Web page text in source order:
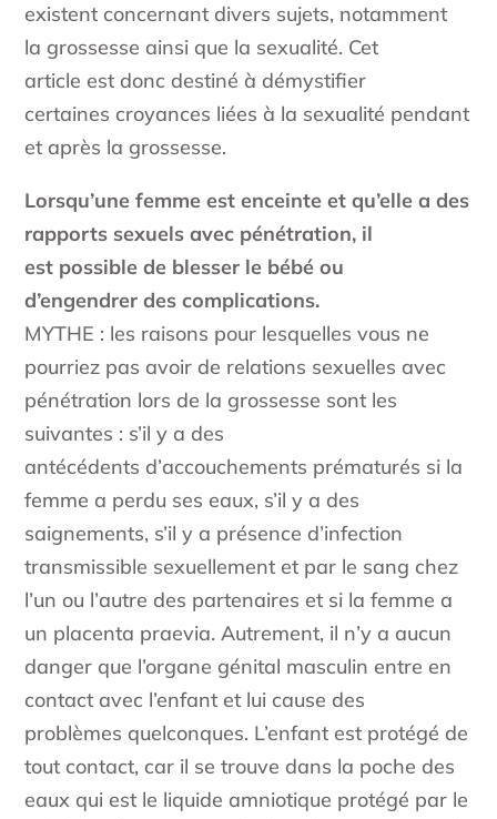
existent concernant divers sujets, notamment
la grossesse ainsi que la sexualité. Cet
article est donc destiné à démystifier
certaines croyances liées à la sexualité pendant
et après la grossesse.
Lorsqu’une femme est enceinte et qu’elle a des
rapports sexuels avec pénétration, il
est possible de blesser le bébé ou
d’engendrer des complications.
MYTHE : les raisons pour lesquelles vous ne
pourriez pas avoir de relations sexuelles avec
pénétration lors de la grossesse sont les
suivantes : s’il y a des
antécédents d’accouchements prématurés si la
femme a perdu ses eaux, s’il y a des
saignements, s’il y a présence d’infection
transmissible sexuellement et par le sang chez
l’un ou l’autre des partenaires et si la femme a
un placenta praevia. Autrement, il n’y a aucun
danger que l’organe génital masculin entre en
contact avec l’enfant et lui cause des
problèmes quelconques. L’enfant est protégé de
tout contact, car il se trouve dans la poche des
eaux qui est le liquide amniotique protégé par le